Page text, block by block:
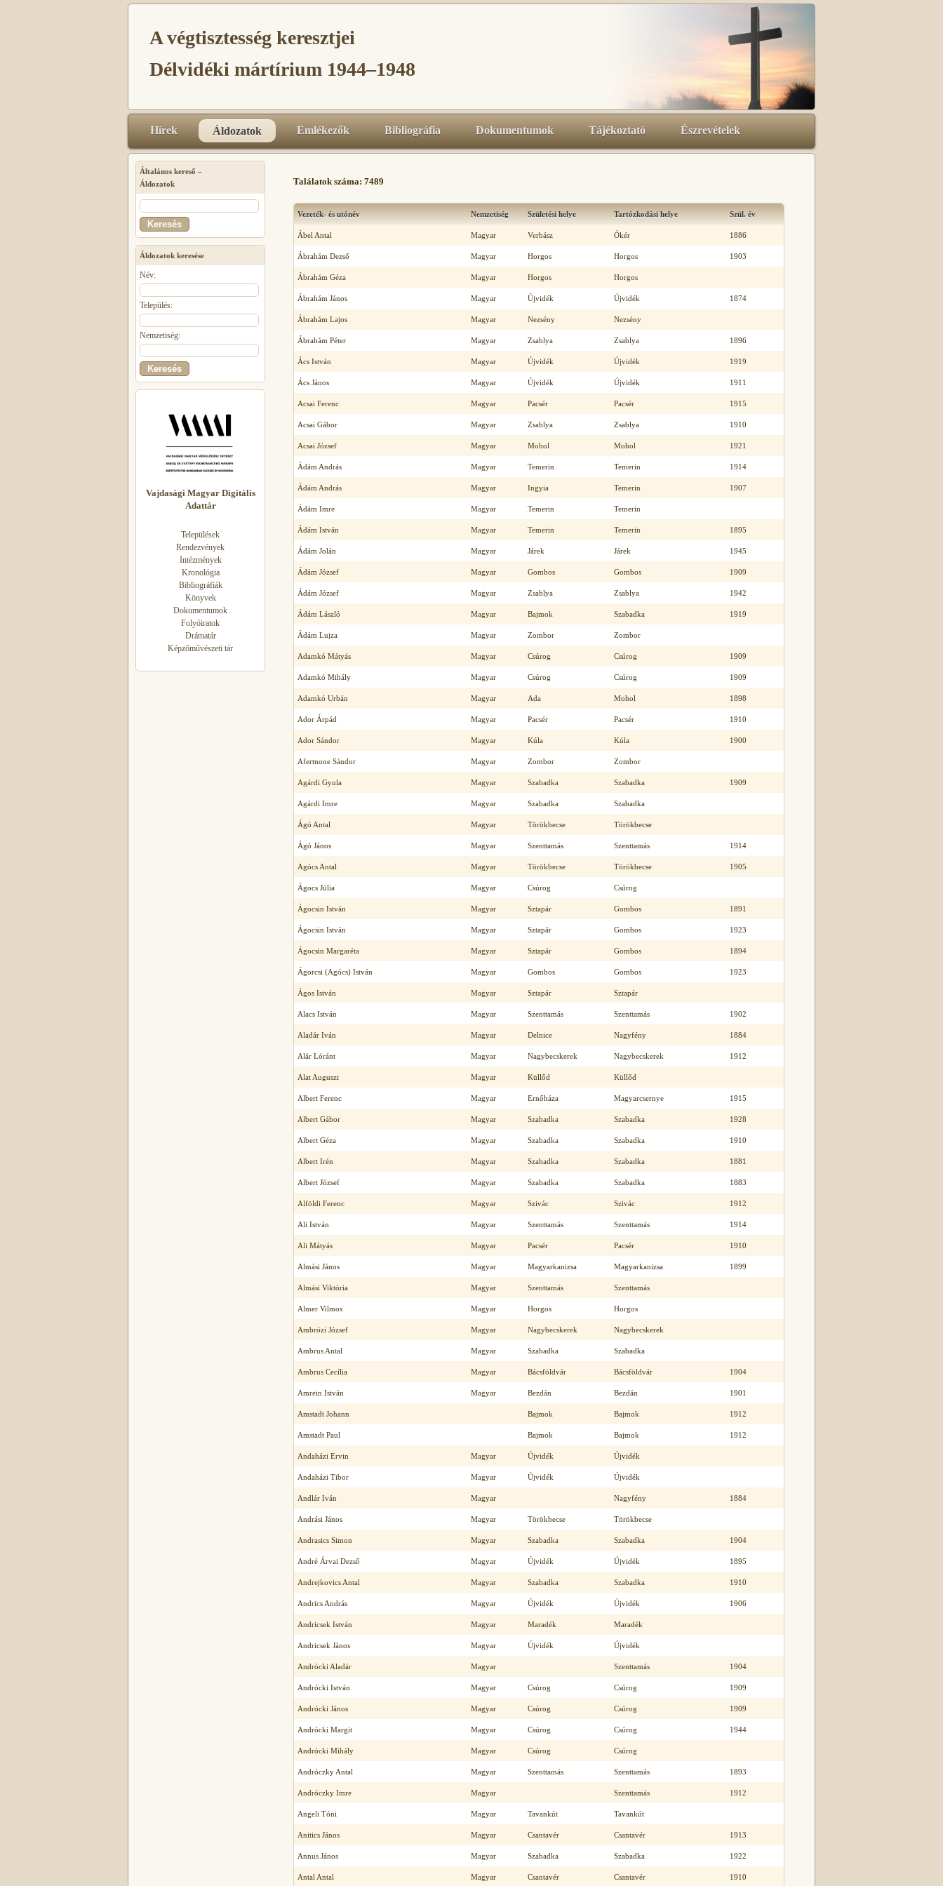
A végtisztesség keresztjei
Délvidéki mártírium 1944–1948
Hírek Áldozatok Emlékezők Bibliográfia Dokumentumok Tájékoztató Észrevételek
Általános kereső –
Áldozatok
Áldozatok keresése
Név:
Település:
Nemzetiség:
Vajdasági Magyar Digitális
Adattár
Települések
Rendezvények
Intézmények
Kronológia
Bibliográfiák
Könyvek
Dokumentumok
Folyóiratok
Drámatár
Képzőművészeti tár
Találatok száma: 7489
Vezeték- és utónév Nemzetiség Születési helye Tartózkodási helye Szül. év
Ábel Antal Magyar Verbász Ókér 1886
Ábrahám Dezső Magyar Horgos Horgos 1903
Ábrahám Géza Magyar Horgos Horgos
Ábrahám János Magyar Újvidék Újvidék 1874
Ábrahám Lajos Magyar Nezsény Nezsény
Ábrahám Péter Magyar Zsablya Zsablya 1896
Ács István Magyar Újvidék Újvidék 1919
Ács János Magyar Újvidék Újvidék 1911
Acsai Ferenc Magyar Pacsér Pacsér 1915
Acsai Gábor Magyar Zsablya Zsablya 1910
Acsai József Magyar Mohol Mohol 1921
Ádám András Magyar Temerin Temerin 1914
Ádám András Magyar Ingyia Temerin 1907
Ádám Imre Magyar Temerin Temerin
Ádám István Magyar Temerin Temerin 1895
Ádám Jolán Magyar Járek Járek 1945
Ádám József Magyar Gombos Gombos 1909
Ádám József Magyar Zsablya Zsablya 1942
Ádám László Magyar Bajmok Szabadka 1919
Ádám Lujza Magyar Zombor Zombor
Adamkó Mátyás Magyar Csúrog Csúrog 1909
Adamkó Mihály Magyar Csúrog Csúrog 1909
Adamkó Urbán Magyar Ada Mohol 1898
Ador Árpád Magyar Pacsér Pacsér 1910
Ador Sándor Magyar Kúla Kúla 1900
Afertnone Sándor Magyar Zombor Zombor
Agárdi Gyula Magyar Szabadka Szabadka 1909
Agárdi Imre Magyar Szabadka Szabadka
Ágó Antal Magyar Törökbecse Törökbecse
Ágó János Magyar Szenttamás Szenttamás 1914
Agócs Antal Magyar Törökbecse Törökbecse 1905
Ágocs Júlia Magyar Csúrog Csúrog
Ágocsin István Magyar Sztapár Gombos 1891
Ágocsin István Magyar Sztapár Gombos 1923
Ágocsin Margaréta Magyar Sztapár Gombos 1894
Ágorcsi (Agócs) István Magyar Gombos Gombos 1923
Ágos István Magyar Sztapár Sztapár
Alacs István Magyar Szenttamás Szenttamás 1902
Aladár Iván Magyar Delnice Nagyfény 1884
Alár Lóránt Magyar Nagybecskerek Nagybecskerek 1912
Alat Auguszt Magyar Küllőd Küllőd
Albert Ferenc Magyar Ernőháza Magyarcsernye 1915
Albert Gábor Magyar Szabadka Szabadka 1928
Albert Géza Magyar Szabadka Szabadka 1910
Albert Irén Magyar Szabadka Szabadka 1881
Albert József Magyar Szabadka Szabadka 1883
Alföldi Ferenc Magyar Szivác Szivác 1912
Ali István Magyar Szenttamás Szenttamás 1914
Ali Mátyás Magyar Pacsér Pacsér 1910
Almási János Magyar Magyarkanizsa Magyarkanizsa 1899
Almási Viktória Magyar Szenttamás Szenttamás
Almer Vilmos Magyar Horgos Horgos
Ambrózi József Magyar Nagybecskerek Nagybecskerek
Ambrus Antal Magyar Szabadka Szabadka
Ambrus Cecília Magyar Bácsföldvár Bácsföldvár 1904
Amrein István Magyar Bezdán Bezdán 1901
Amstadt Johann Bajmok Bajmok 1912
Amstadt Paul Bajmok Bajmok 1912
Andaházi Ervin Magyar Újvidék Újvidék
Andaházi Tibor Magyar Újvidék Újvidék
Andlár Iván Magyar Nagyfény 1884
Andrási János Magyar Törökbecse Törökbecse
Andrasics Simon Magyar Szabadka Szabadka 1904
André Árvai Dezső Magyar Újvidék Újvidék 1895
Andrejkovics Antal Magyar Szabadka Szabadka 1910
Andrics András Magyar Újvidék Újvidék 1906
Andricsek István Magyar Maradék Maradék
Andricsek János Magyar Újvidék Újvidék
Andrócki Aladár Magyar Szenttamás 1904
Andrócki István Magyar Csúrog Csúrog 1909
Andrócki János Magyar Csúrog Csúrog 1909
Andrócki Margit Magyar Csúrog Csúrog 1944
Andrócki Mihály Magyar Csúrog Csúrog
Andróczky Antal Magyar Szenttamás Szenttamás 1893
Andróczky Imre Magyar Szenttamás 1912
Angeli Tóni Magyar Tavankút Tavankút
Anitics János Magyar Csantavér Csantavér 1913
Annus János Magyar Szabadka Szabadka 1922
Antal Antal Magyar Csantavér Csantavér 1910